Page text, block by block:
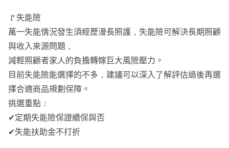
🚩失能險
萬一失能情況發生須經歷漫長照護，失能險可解決長期照顧
與收入來源問題，
減輕照顧者家人的負擔轉嫁巨大風險壓力。
目前失能險能選擇的不多，建議可以深入了解評估過後再選
擇合適商品規劃保障。
挑選重點：
✔定期失能險保證續保與否
✔失能扶助金不打折